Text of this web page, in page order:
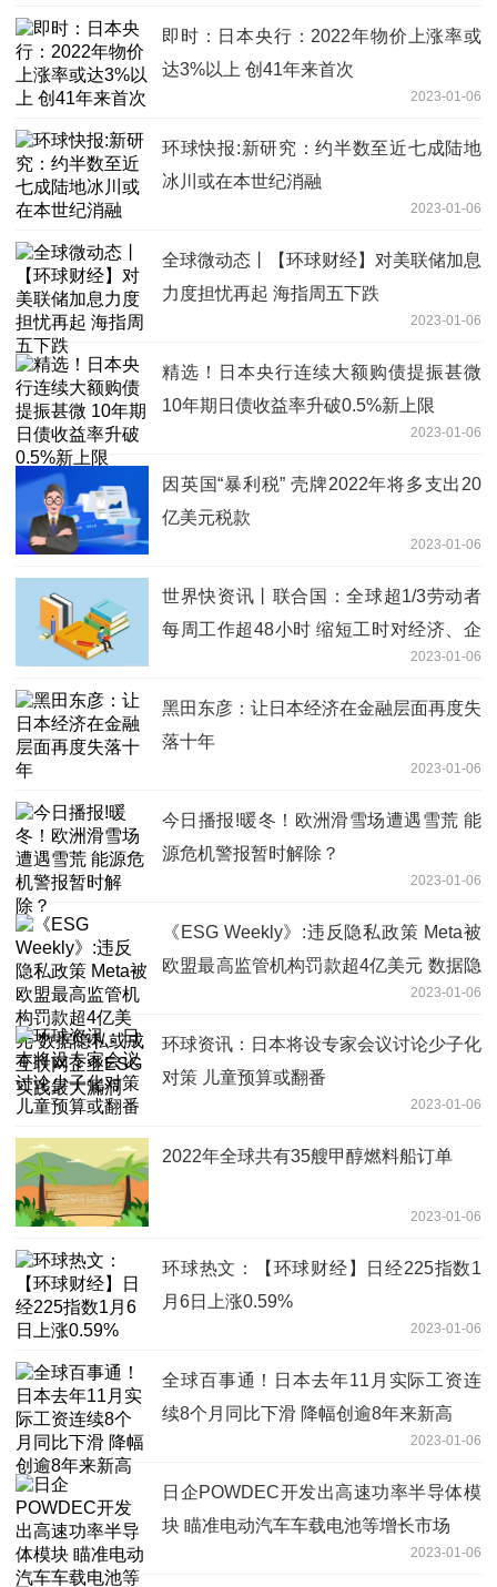
即时：日本央行：2022年物价上涨率或
达3%以上 创41年来首次
2023-01-06
环球快报:新研究：约半数至近七成陆地
冰川或在本世纪消融
2023-01-06
全球微动态丨【环球财经】对美联储加息
力度担忧再起 海指周五下跌
2023-01-06
精选！日本央行连续大额购债提振甚微
10年期日债收益率升破0.5%新上限
2023-01-06
因英国“暴利税” 壳牌2022年将多支出20
亿美元税款
2023-01-06
世界快资讯丨联合国：全球超1/3劳动者
每周工作超48小时 缩短工时对经济、企
2023-01-06
黑田东彦：让日本经济在金融层面再度失
落十年
2023-01-06
今日播报!暖冬！欧洲滑雪场遭遇雪荒 能
源危机警报暂时解除？
2023-01-06
《ESG Weekly》:违反隐私政策 Meta被
欧盟最高监管机构罚款超4亿美元 数据隐
私或成互联网企业ESG实践最大漏洞
2023-01-06
环球资讯：日本将设专家会议讨论少子化
对策 儿童预算或翻番
2023-01-06
2022年全球共有35艘甲醇燃料船订单
2023-01-06
环球热文：【环球财经】日经225指数1
月6日上涨0.59%
2023-01-06
全球百事通！日本去年11月实际工资连
续8个月同比下滑 降幅创逾8年来新高
2023-01-06
日企POWDEC开发出高速功率半导体模
块 瞄准电动汽车车载电池等增长市场
2023-01-06